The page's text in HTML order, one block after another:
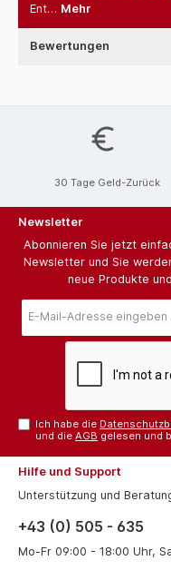
Ent… Mehr
Bewertungen
30 Tage Geld-Zurück
Newsletter
Abonnieren Sie jetzt
Newsletter und Sie
neue Produkte
Ich habe die
und dieAGB gelesen und
Hilfe und Support
Unterstützung und
+43 (0) 505 - 635
Mo-Fr 09:00 - 18:00 Uhr,